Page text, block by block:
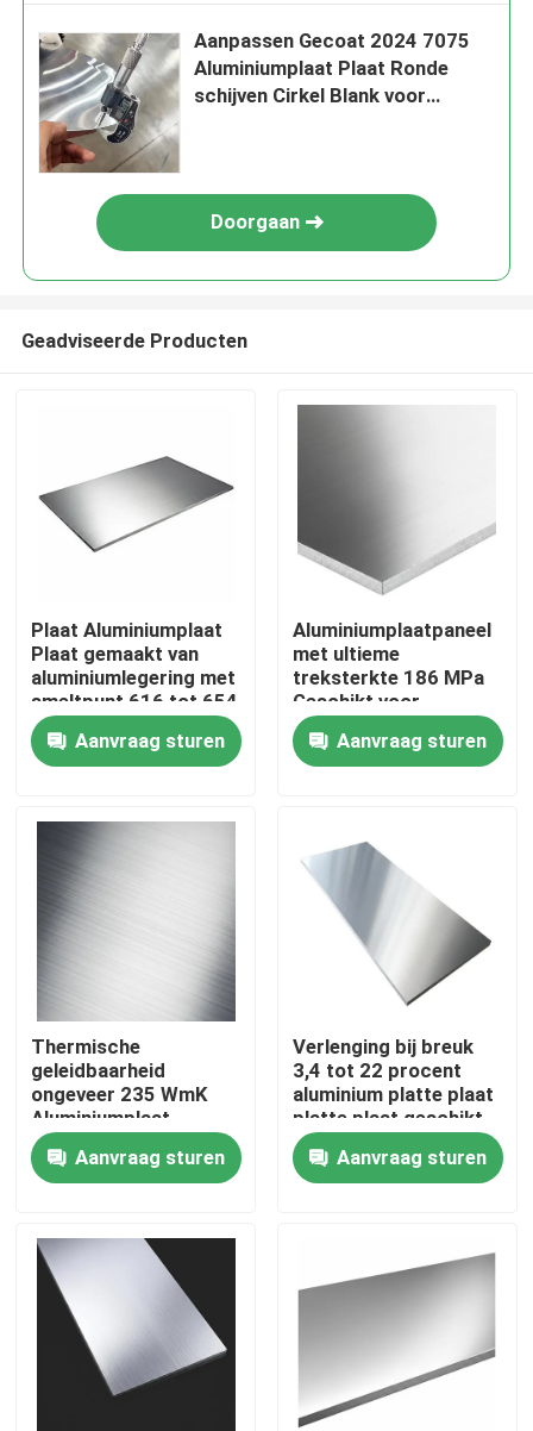
Huis
Videos
Ongeveer ons
Fabrieksreis
Kwaliteitscontrole
Nieuws
Gevallen
Aanpassen Gecoat 2024 7075
Aluminiumplaat Plaat Ronde
schijven Cirkel Blank voor
Doorgaan
Geadviseerde Producten
Plaat Aluminiumplaat
Plaat gemaakt van
aluminiumlegering met
smeltpunt 616 tot 654
°C Geschikt voor
verschillende
industriële
Aanvraag sturen
Aluminiumplaatpaneel
met ultieme
treksterkte 186 MPa
Geschikt voor
dakbekleding en
structurele projecten
Aanvraag sturen
Thermische
geleidbaarheid
ongeveer 235 WmK
Aluminiumplaat
Metalen legering Type
7075 Materiaal voor
de luchtvaart,
elektronicaindustrie
Aanvraag sturen
Verlenging bij breuk
3,4 tot 22 procent
aluminium platte plaat
platte plaat geschikt
voor technische en
structurele
toepassingen
Aanvraag sturen